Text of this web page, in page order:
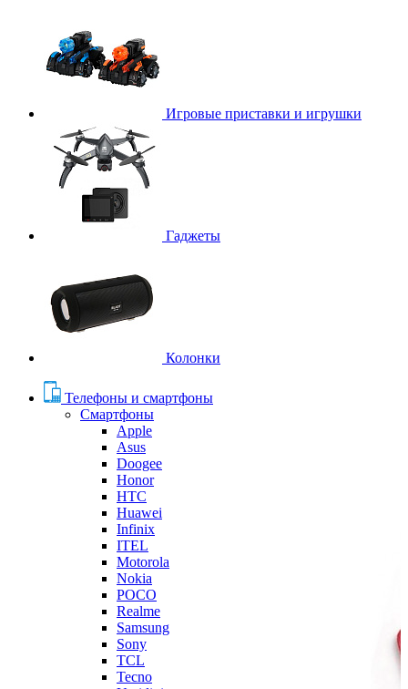
Игровые приставки и игрушки
Гаджеты
Колонки
Телефоны и смартфоны
Смартфоны
Apple
Asus
Doogee
Honor
HTC
Huawei
Infinix
ITEL
Motorola
Nokia
POCO
Realme
Samsung
Sony
TCL
Tecno